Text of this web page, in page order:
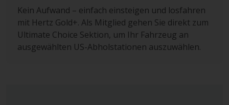
Kein Aufwand – einfach einsteigen und losfahren
mit Hertz Gold+. Als Mitglied gehen Sie direkt zum
Ultimate Choice Sektion, um Ihr Fahrzeug an
ausgewählten US-Abholstationen auszuwählen.